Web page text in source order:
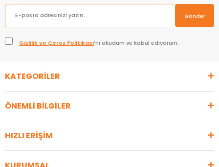
Gönder
Gizlilik ve Çerez Politikası’nı okudum ve kabul ediyorum.
KATEGORİLER
ÖNEMLİ BİLGİLER
HIZLI ERİŞİM